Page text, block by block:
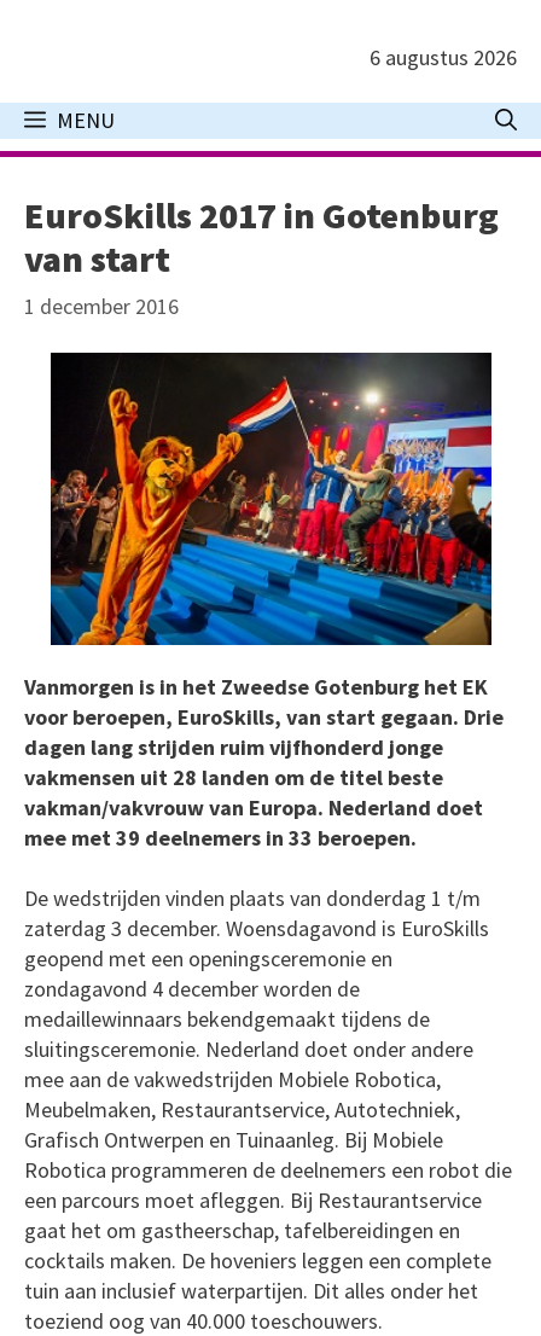
inhoud
6 augustus 2026
MENU
EuroSkills 2017 in Gotenburg
van start
1 december 2016
Vanmorgen is in het Zweedse Gotenburg het EK
voor beroepen, EuroSkills, van start gegaan. Drie
dagen lang strijden ruim vijfhonderd jonge
vakmensen uit 28 landen om de titel beste
vakman/vakvrouw van Europa. Nederland doet
mee met 39 deelnemers in 33 beroepen.
De wedstrijden vinden plaats van donderdag 1 t/m
zaterdag 3 december. Woensdagavond is EuroSkills
geopend met een openingsceremonie en
zondagavond 4 december worden de
medaillewinnaars bekendgemaakt tijdens de
sluitingsceremonie. Nederland doet onder andere
mee aan de vakwedstrijden Mobiele Robotica,
Meubelmaken, Restaurantservice, Autotechniek,
Grafisch Ontwerpen en Tuinaanleg. Bij Mobiele
Robotica programmeren de deelnemers een robot die
een parcours moet afleggen. Bij Restaurantservice
gaat het om gastheerschap, tafelbereidingen en
cocktails maken. De hoveniers leggen een complete
tuin aan inclusief waterpartijen. Dit alles onder het
toeziend oog van 40.000 toeschouwers.